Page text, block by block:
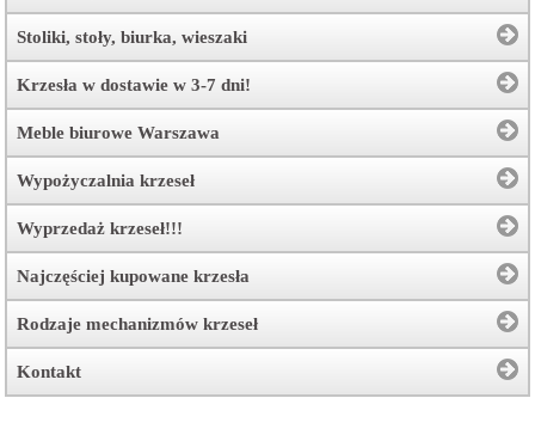
Stoliki, stoły, biurka, wieszaki
Krzesła w dostawie w 3-7 dni!
Meble biurowe Warszawa
Wypożyczalnia krzeseł
Wyprzedaż krzeseł!!!
Najczęściej kupowane krzesła
Rodzaje mechanizmów krzeseł
Kontakt